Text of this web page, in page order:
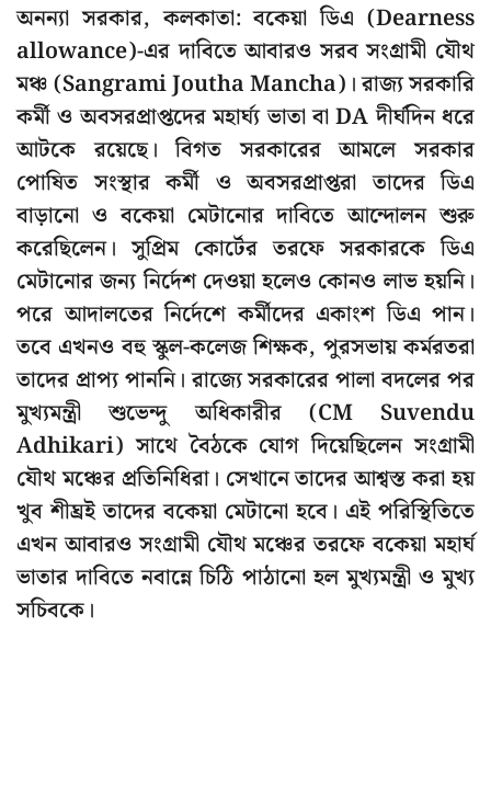
অনন্যা সরকার, কলকাতা: বকেয়া ডিএ (Dearness
allowance)-এর দাবিতে আবারও সরব সংগ্রামী যৌথ
মঞ্চ (Sangrami Joutha Mancha)। রাজ্য সরকারি
কর্মী ও অবসরপ্রাপ্তদের মহার্ঘ্য ভাতা বা DA দীর্ঘদিন ধরে
আটকে রয়েছে। বিগত সরকারের আমলে সরকার
পোষিত সংস্থার কর্মী ও অবসরপ্রাপ্তরা তাদের ডিএ
বাড়ানো ও বকেয়া মেটানোর দাবিতে আন্দোলন শুরু
করেছিলেন। সুপ্রিম কোর্টের তরফে সরকারকে ডিএ
মেটানোর জন্য নির্দেশ দেওয়া হলেও কোনও লাভ হয়নি।
পরে আদালতের নির্দেশে কর্মীদের একাংশ ডিএ পান।
তবে এখনও বহু স্কুল-কলেজ শিক্ষক, পুরসভায় কর্মরতরা
তাদের প্রাপ্য পাননি। রাজ্যে সরকারের পালা বদলের পর
মুখ্যমন্ত্রী শুভেন্দু অধিকারীর (CM Suvendu
Adhikari) সাথে বৈঠকে যোগ দিয়েছিলেন সংগ্রামী
যৌথ মঞ্চের প্রতিনিধিরা। সেখানে তাদের আশ্বস্ত করা হয়
খুব শীঘ্রই তাদের বকেয়া মেটানো হবে। এই পরিস্থিতিতে
এখন আবারও সংগ্রামী যৌথ মঞ্চের তরফে বকেয়া মহার্ঘ
ভাতার দাবিতে নবান্নে চিঠি পাঠানো হল মুখ্যমন্ত্রী ও মুখ্য
সচিবকে।